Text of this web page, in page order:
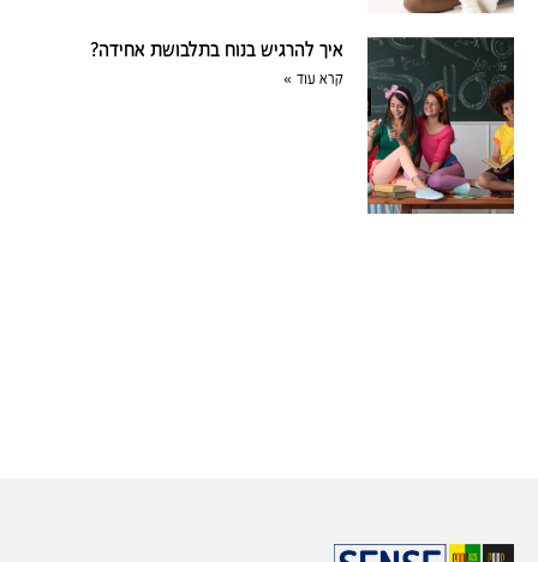
איך להרגיש בנוח בתלבושת אחידה?
קרא עוד »